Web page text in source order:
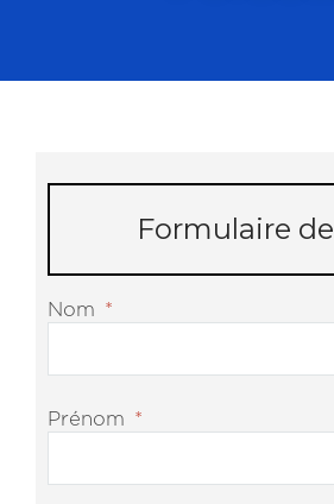
Formulaire
Nom *
Prénom *